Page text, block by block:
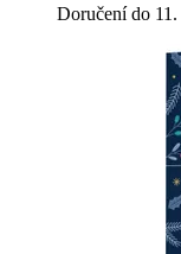
Doručení do 11.